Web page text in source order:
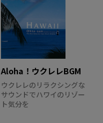
Aloha！ウクレレBGM
ウクレレのリラクシングな
サウンドでハワイのリゾー
ト気分を